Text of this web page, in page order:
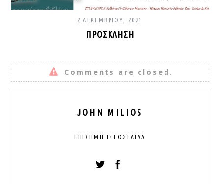
2 ΔΕΚΕΜΒΡΊΟΥ, 2021
ΠΡΌΣΚΛΗΣΗ
Comments are closed.
JOHN MILIOS
ΕΠΊΣΗΜΗ ΙΣΤΟΣΕΛΊΔΑ